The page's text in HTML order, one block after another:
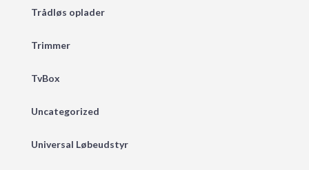
Trådløs oplader
Trimmer
TvBox
Uncategorized
Universal Løbeudstyr